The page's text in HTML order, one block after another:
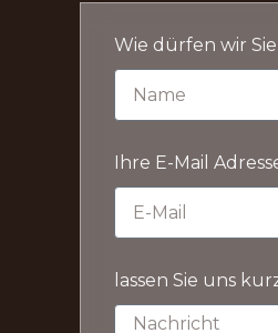
Wie dürfen wir
Ihre E-Mail
lassen Sie uns